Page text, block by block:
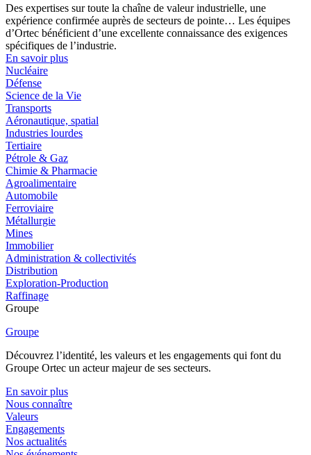
Des expertises sur toute la chaîne de valeur industrielle, une
expérience confirmée auprès de secteurs de pointe… Les équipes
d’Ortec bénéficient d’une excellente connaissance des exigences
spécifiques de l’industrie.
En savoir plus
Nucléaire
Défense
Science de la Vie
Transports
Aéronautique, spatial
Industries lourdes
Tertiaire
Pétrole & Gaz
Chimie & Pharmacie
Agroalimentaire
Automobile
Ferroviaire
Métallurgie
Mines
Immobilier
Administration & collectivités
Distribution
Exploration-Production
Raffinage
Groupe
Groupe
Découvrez l’identité, les valeurs et les engagements qui font du
Groupe Ortec un acteur majeur de ses secteurs.
En savoir plus
Nous connaître
Valeurs
Engagements
Nos actualités